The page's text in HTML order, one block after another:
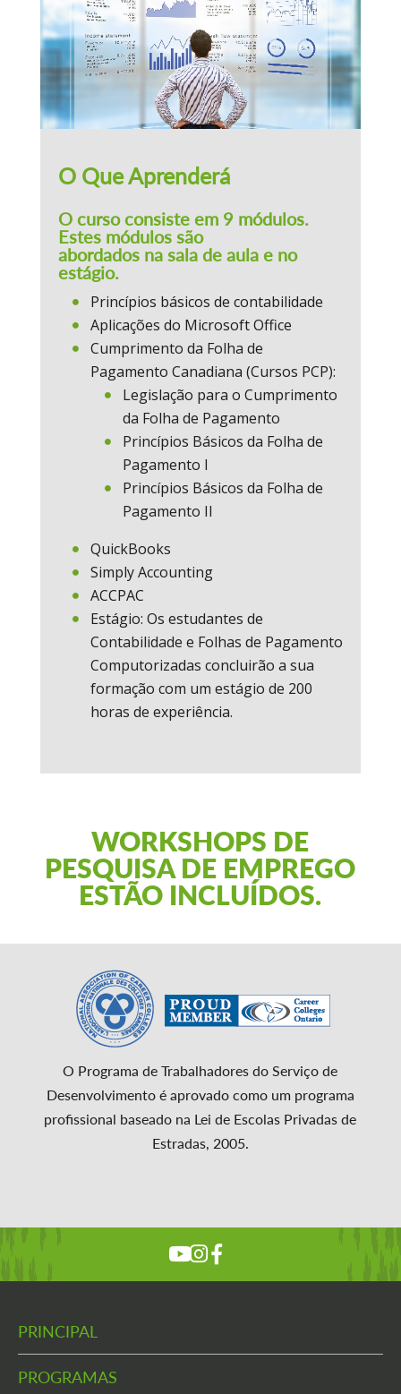
O Que Aprenderá
O curso consiste em 9 módulos.
Estes módulos são
abordados na sala de aula e no
estágio.
Princípios básicos de contabilidade
Aplicações do Microsoft Office
Cumprimento da Folha de
Pagamento Canadiana (Cursos PCP):
Legislação para o Cumprimento
da Folha de Pagamento
Princípios Básicos da Folha de
Pagamento I
Princípios Básicos da Folha de
Pagamento II
QuickBooks
Simply Accounting
ACCPAC
Estágio: Os estudantes de
Contabilidade e Folhas de Pagamento
Computorizadas concluirão a sua
formação com um estágio de 200
horas de experiência.
WORKSHOPS DE
PESQUISA DE EMPREGO
ESTÃO INCLUÍDOS.
O Programa de Trabalhadores do Serviço de
Desenvolvimento é aprovado como um programa
profissional baseado na Lei de Escolas Privadas de
Estradas, 2005.
PRINCIPAL
PROGRAMAS